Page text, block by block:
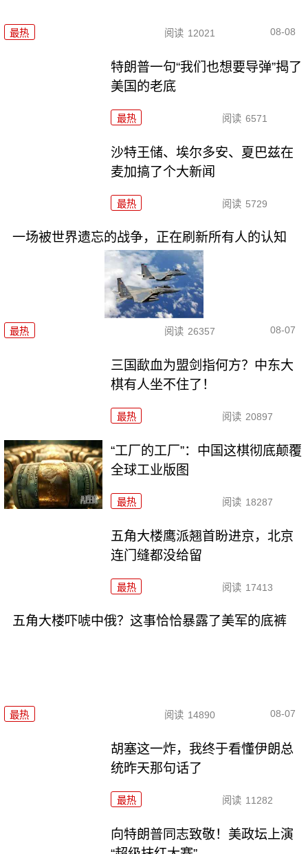
最热 阅读 12021 08-08
特朗普一句“我们也想要导弹”揭了
美国的老底
最热 阅读 6571
沙特王储、埃尔多安、夏巴兹在
麦加搞了个大新闻
最热 阅读 5729
一场被世界遗忘的战争，正在刷新所有人的认知
最热 阅读 26357 08-07
三国歃血为盟剑指何方？中东大
棋有人坐不住了！
最热 阅读 20897
“工厂的工厂”：中国这棋彻底颠覆
全球工业版图
最热 阅读 18287
五角大楼鹰派翘首盼进京，北京
连门缝都没给留
最热 阅读 17413
五角大楼吓唬中俄？这事恰恰暴露了美军的底裤
最热 阅读 14890 08-07
胡塞这一炸，我终于看懂伊朗总
统昨天那句话了
最热 阅读 11282
向特朗普同志致敬！美政坛上演